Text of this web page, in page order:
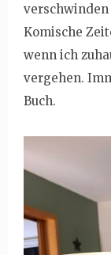
verschwinden
Komische
wenn ich
vergehen.
Buch.